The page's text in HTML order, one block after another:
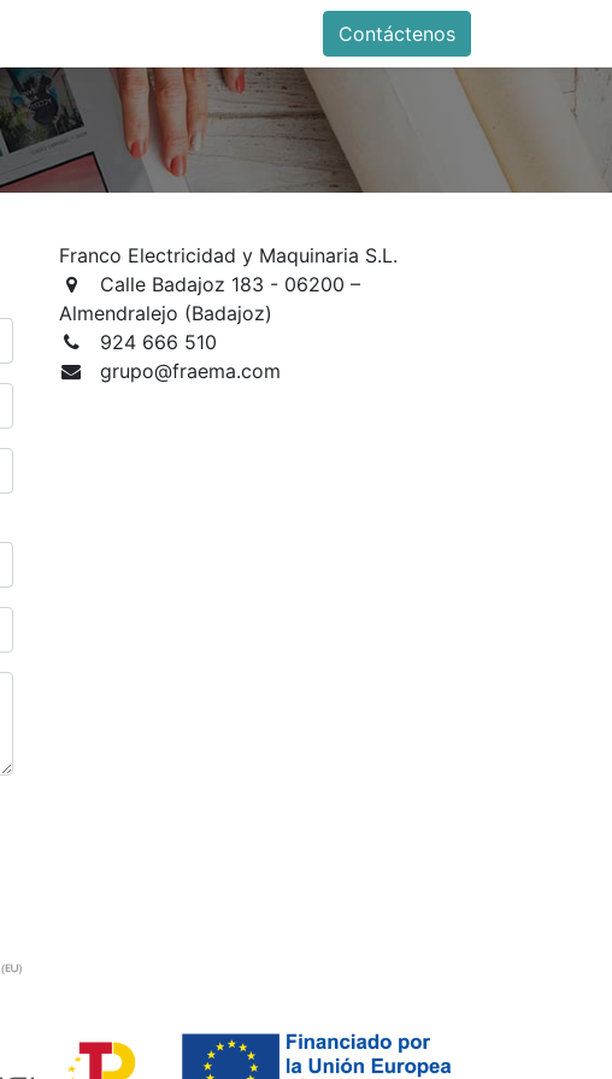
Contáctenos
Franco Electricidad y Maquinaria S.L.
Calle Badajoz 183 - 06200 –
Almendralejo (Badajoz)
924 666 510​
grupo@fraema.com